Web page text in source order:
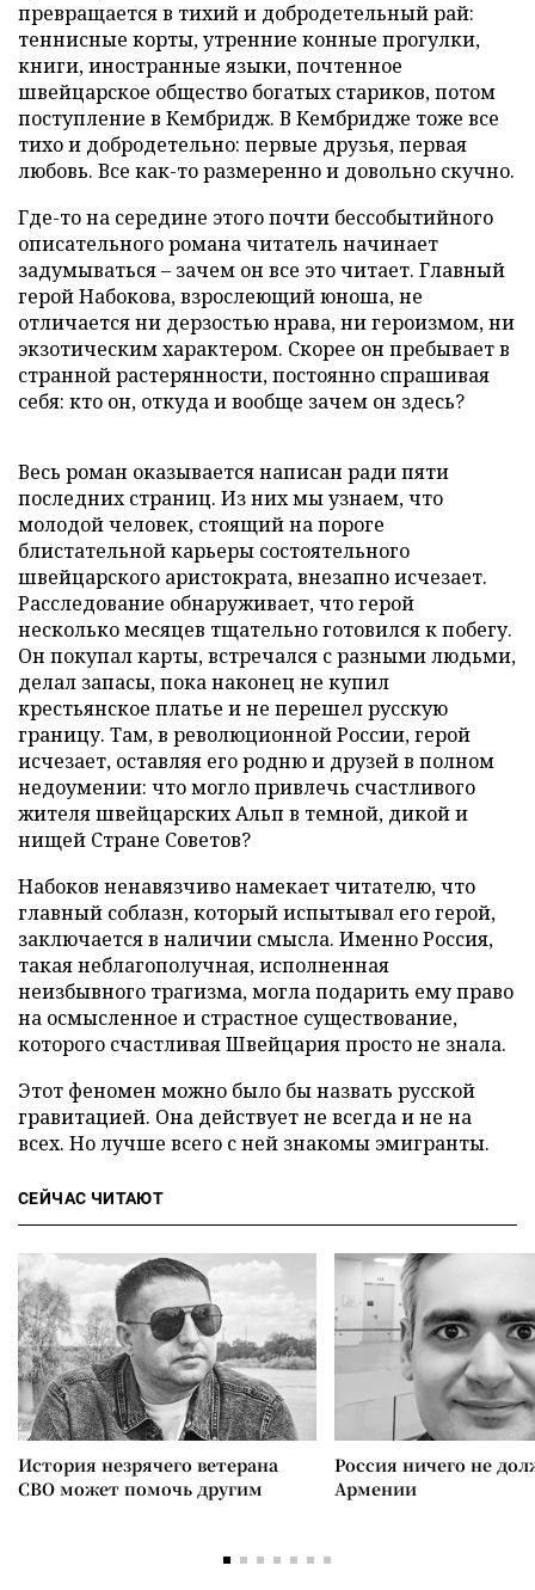
превращается в тихий и добродетельный рай:
теннисные корты, утренние конные прогулки,
книги, иностранные языки, почтенное
швейцарское общество богатых стариков, потом
поступление в Кембридж. В Кембридже тоже все
тихо и добродетельно: первые друзья, первая
любовь. Все как-то размеренно и довольно скучно.
Где-то на середине этого почти бессобытийного
описательного романа читатель начинает
задумываться – зачем он все это читает. Главный
герой Набокова, взрослеющий юноша, не
отличается ни дерзостью нрава, ни героизмом, ни
экзотическим характером. Скорее он пребывает в
странной растерянности, постоянно спрашивая
себя: кто он, откуда и вообще зачем он здесь?
Весь роман оказывается написан ради пяти
последних страниц. Из них мы узнаем, что
молодой человек, стоящий на пороге
блистательной карьеры состоятельного
швейцарского аристократа, внезапно исчезает.
Расследование обнаруживает, что герой
несколько месяцев тщательно готовился к побегу.
Он покупал карты, встречался с разными людьми,
делал запасы, пока наконец не купил
крестьянское платье и не перешел русскую
границу. Там, в революционной России, герой
исчезает, оставляя его родню и друзей в полном
недоумении: что могло привлечь счастливого
жителя швейцарских Альп в темной, дикой и
нищей Стране Советов?
Набоков ненавязчиво намекает читателю, что
главный соблазн, который испытывал его герой,
заключается в наличии смысла. Именно Россия,
такая неблагополучная, исполненная
неизбывного трагизма, могла подарить ему право
на осмысленное и страстное существование,
которого счастливая Швейцария просто не знала.
Этот феномен можно было бы назвать русской
гравитацией. Она действует не всегда и не на
всех. Но лучше всего с ней знакомы эмигранты.
СЕЙЧАС ЧИТАЮТ
История незрячего ветерана
СВО может помочь другим
Россия ничего не
Армении